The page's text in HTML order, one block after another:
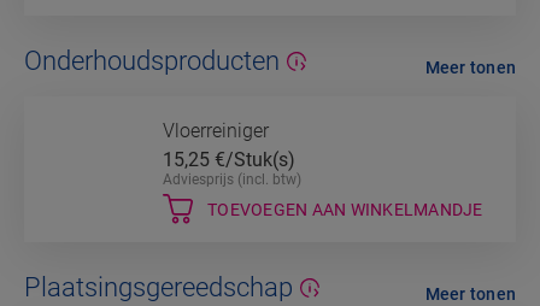
Onderhoudsproducten
Vloerreiniger
15,25 €/Stuk(s)
Adviesprijs (incl. btw)
TOEVOEGEN AAN WINKELMANDJE
Meer tonen
Plaatsingsgereedschap Meer tonen